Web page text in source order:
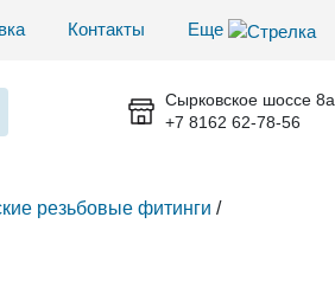
Контакты Еще
Сырковское шоссе 8а
+7 8162 62-78-56
резьбовые фитинги /